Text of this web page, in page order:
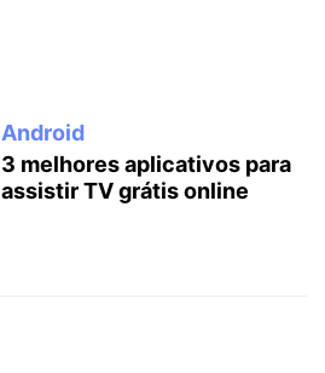
Android
3 melhores aplicativos para
assistir TV grátis online